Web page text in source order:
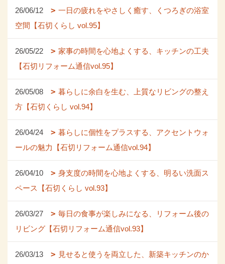
26/06/12
一日の疲れをやさしく癒す、くつろぎの浴室
空間【石切くらし vol.95】
26/05/22
家事の時間を心地よくする、キッチンの工夫
【石切リフォーム通信vol.95】
26/05/08
暮らしに余白を生む、上質なリビングの整え
方【石切くらし vol.94】
26/04/24
暮らしに個性をプラスする、アクセントウォ
ールの魅力【石切リフォーム通信vol.94】
26/04/10
身支度の時間を心地よくする、明るい洗面ス
ペース【石切くらし vol.93】
26/03/27
毎日の食事が楽しみになる、リフォーム後の
リビング【石切リフォーム通信vol.93】
26/03/13
見せると使うを両立した、新築キッチンのか